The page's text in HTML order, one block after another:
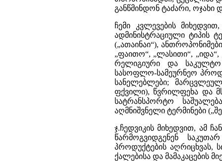
განწმინდონ ტაძარი, ოჯახი
ჩემი კვლევების
ადმინისტრაციული ტიპის
(„ათაინაი“), ანთროპონიმები
„ფაითო“, „ლასითი“, „იდა“,
რელიგიური და საკულტო
სასოფლო-სამეურნეო
სანელებლები;
ფქვილი), წვრილფეხა და
სატრანსპორტო
აღმნიშვნელი ტერმინები
ჯ.ჩედვიკის მიხედვით, ამ
წარმოგვიდგენენ
პროდუქტების აღრიცხვას,
ქალებისა და მამაკაცების